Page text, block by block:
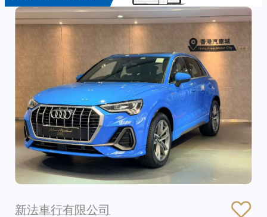
新法車行有限公司